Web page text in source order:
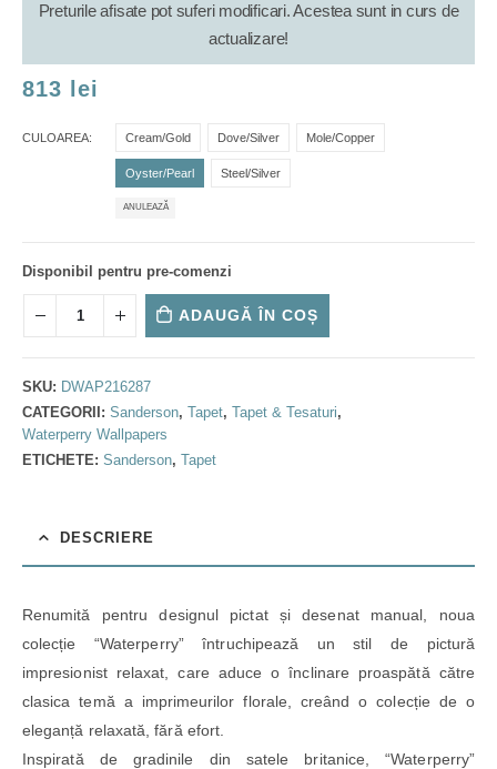
Preturile afisate pot suferi modificari. Acestea sunt in curs de
actualizare!
813 lei
CULOAREA Cream/Gold Dove/Silver Mole/Copper
Oyster/Pearl Steel/Silver
ANULEAZĂ
Disponibil pentru pre-comenzi
ADAUGĂ ÎN COȘ
SKU: DWAP216287
CATEGORII: Sanderson, Tapet, Tapet & Tesaturi,
Waterperry Wallpapers
ETICHETE: Sanderson, Tapet
DESCRIERE
Renumită pentru designul pictat și desenat manual, noua
colecție “Waterperry” întruchipează un stil de pictură
impresionist relaxat, care aduce o înclinare proaspătă către
clasica temă a imprimeurilor florale, creând o colecție de o
eleganță relaxată, fără efort.
Inspirată de gradinile din satele britanice, “Waterperry”